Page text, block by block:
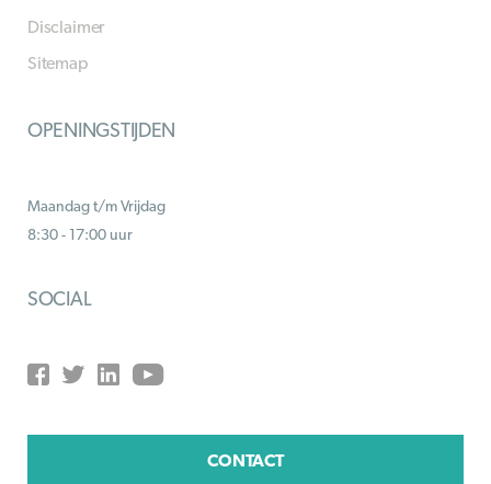
Disclaimer
Sitemap
OPENINGSTIJDEN
Maandag t/m Vrijdag
8:30 - 17:00 uur
SOCIAL
CONTACT